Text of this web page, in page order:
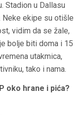
Stadion u Dallasu
ekipe su otišle
vidim da se žale,
bolje biti doma i 15
utakmica,
tako i nama.
oko hrane i pića?